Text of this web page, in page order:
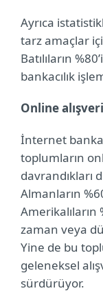
Ayrıca
tarz amaçlar
Batılıların
bankacılık
Online
İnternet
toplumların
davrandıkları
Almanların
Amerikalıların
zaman veya
Yine de bu
geleneksel
sürdürüyor.